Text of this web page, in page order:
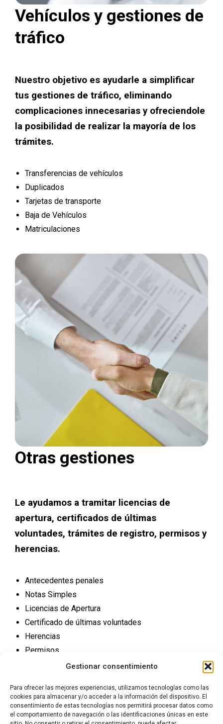
Gestionar consentimiento
Para ofrecer las mejores experiencias, utilizamos tecnologías como las
cookies para almacenar y/o acceder a la información del dispositivo. El
consentimiento de estas tecnologías nos permitirá procesar datos como
el comportamiento de navegación o las identificaciones únicas en este
Vehículos y gestiones de
tráfico
Nuestro objetivo es ayudarle a simplificar
tus gestiones de tráfico, eliminando
complicaciones innecesarias y ofreciendole
la posibilidad de realizar la mayoría de los
trámites.
Transferencias de vehículos
Duplicados
Tarjetas de transporte
Baja de Vehículos
Matriculaciones
Otras gestiones
Le ayudamos a tramitar licencias de
apertura, certificados de últimas
voluntades, trámites de registro, permisos y
herencias.
Antecedentes penales
Notas Simples
Licencias de Apertura
Certificado de últimas voluntades
Herencias
Permisos
Trámites Registro